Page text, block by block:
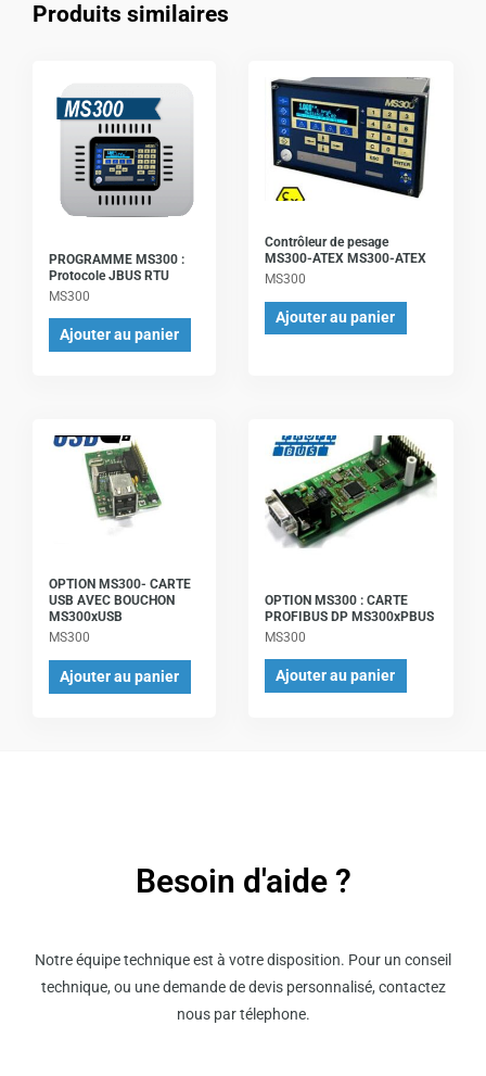
Produits similaires
PROGRAMME MS300 :
Protocole JBUS RTU
MS300
Ajouter au panier
Contrôleur de pesage
MS300-ATEX MS300-ATEX
MS300
Ajouter au panier
OPTION MS300- CARTE
USB AVEC BOUCHON
MS300xUSB
MS300
Ajouter au panier
OPTION MS300 : CARTE
PROFIBUS DP MS300xPBUS
MS300
Ajouter au panier
Besoin d'aide ?
Notre équipe technique est à votre disposition. Pour un conseil
technique, ou une demande de devis personnalisé, contactez
nous par télephone.